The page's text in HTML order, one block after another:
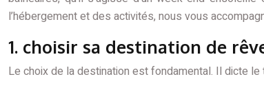
l’hébergement et des activités, nous vous
1. choisir sa destination de
Le choix de la destination est fondamental. Il dicte